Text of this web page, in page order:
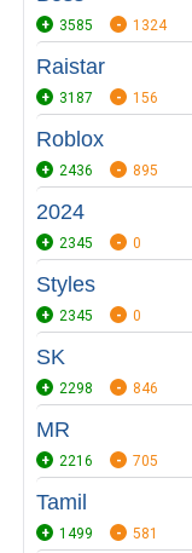
3585 1324
Raistar
3187 156
Roblox
2436 895
2024
2345 0
Styles
2345 0
SK
2298 846
MR
2216 705
Tamil
1499 581